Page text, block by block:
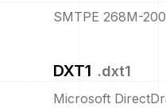
SMTPE 268M-
DXT1 .dxt1
Microsoft